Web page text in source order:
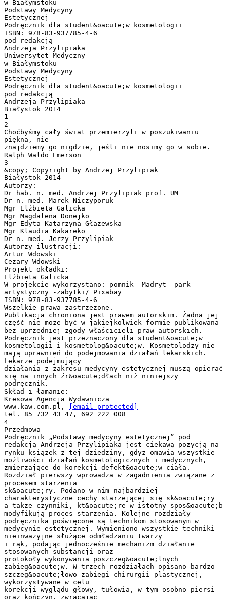
w Białymstoku
Podstawy Medycyny
Estetycznej
Podręcznik dla student&oacute;w kosmetologii
ISBN: 978-83-937785-4-6
pod redakcją
Andrzeja Przylipiaka
Uniwersytet Medyczny
w Białymstoku
Podstawy Medycyny
Estetycznej
Podręcznik dla student&oacute;w kosmetologii
pod redakcją
Andrzeja Przylipiaka
Białystok 2014
1
2
Choćbyśmy cały świat przemierzyli w poszukiwaniu
piękna, nie
znajdziemy go nigdzie, jeśli nie nosimy go w sobie.
Ralph Waldo Emerson
3
&copy; Copyright by Andrzej Przylipiak
Białystok 2014
Autorzy:
Dr hab. n. med. Andrzej Przylipiak prof. UM
Dr n. med. Marek Niczyporuk
Mgr Elżbieta Galicka
Mgr Magdalena Donejko
Mgr Edyta Katarzyna Głażewska
Mgr Klaudia Kakareko
Dr n. med. Jerzy Przylipiak
Autorzy ilustracji:
Artur Wdowski
Cezary Wdowski
Projekt okładki:
Elżbieta Galicka
W projekcie wykorzystano: pomnik -Madryt -park
artystyczny -zabytki/ Pixabay
ISBN: 978-83-937785-4-6
Wszelkie prawa zastrzeżone.
Publikacja chroniona jest prawem autorskim. Żadna jej
część nie może być w jakiejkolwiek formie publikowana
bez uprzedniej zgody właścicieli praw autorskich.
Podręcznik jest przeznaczony dla student&oacute;w
kosmetologii i kosmetolog&oacute;w. Kosmetolodzy nie
mają uprawnień do podejmowania działań lekarskich.
Lekarze podejmujący
działania z zakresu medycyny estetycznej muszą opierać
się na innych źr&oacute;dłach niż niniejszy
podręcznik.
Skład i łamanie:
Kresowa Agencja Wydawnicza
www.kaw.com.pl,
[email protected]